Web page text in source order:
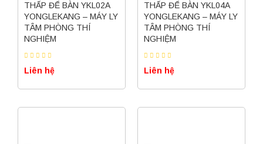
THẤP ĐỂ BÀN YKL02A
YONGLEKANG – MÁY LY
TÂM PHÒNG THÍ
NGHIỆM
Liên hệ
THẤP ĐỂ BÀN YKL04A
YONGLEKANG – MÁY LY
TÂM PHÒNG THÍ
NGHIỆM
Liên hệ